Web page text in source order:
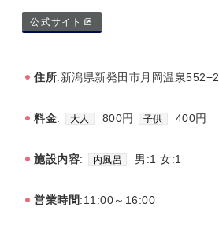
公式サイト
住所:新潟県新発田市月岡温泉552−2
料金: 大人 800円 子供 400円
施設内容: 内風呂 男:1 女:1
営業時間:11:00～16:00